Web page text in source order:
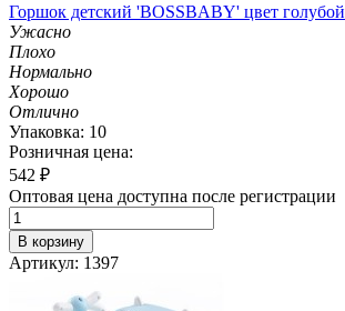
Горшок детский 'BOSSBABY' цвет голубой
Ужасно
Плохо
Нормально
Хорошо
Отлично
Упаковка: 10
Розничная цена:
542 ₽
Оптовая цена доступна после регистрации
В корзину
Артикул: 1397